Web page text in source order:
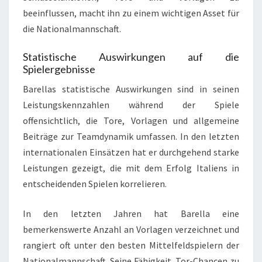
beeinflussen, macht ihn zu einem wichtigen Asset für
die Nationalmannschaft.
Statistische Auswirkungen auf die
Spielergebnisse
Barellas statistische Auswirkungen sind in seinen
Leistungskennzahlen während der Spiele
offensichtlich, die Tore, Vorlagen und allgemeine
Beiträge zur Teamdynamik umfassen. In den letzten
internationalen Einsätzen hat er durchgehend starke
Leistungen gezeigt, die mit dem Erfolg Italiens in
entscheidenden Spielen korrelieren.
In den letzten Jahren hat Barella eine
bemerkenswerte Anzahl an Vorlagen verzeichnet und
rangiert oft unter den besten Mittelfeldspielern der